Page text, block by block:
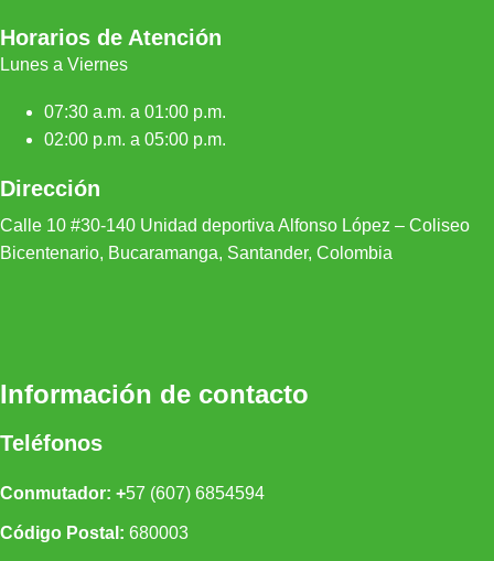
Horarios de Atención
Lunes a Viernes
07:30 a.m. a 01:00 p.m.
02:00 p.m. a 05:00 p.m.
Dirección
Calle 10 #30-140 Unidad deportiva Alfonso López – Coliseo
Bicentenario, Bucaramanga, Santander, Colombia
Información de contacto
Teléfonos
Conmutador: +57 (607) 6854594
Código Postal: 680003